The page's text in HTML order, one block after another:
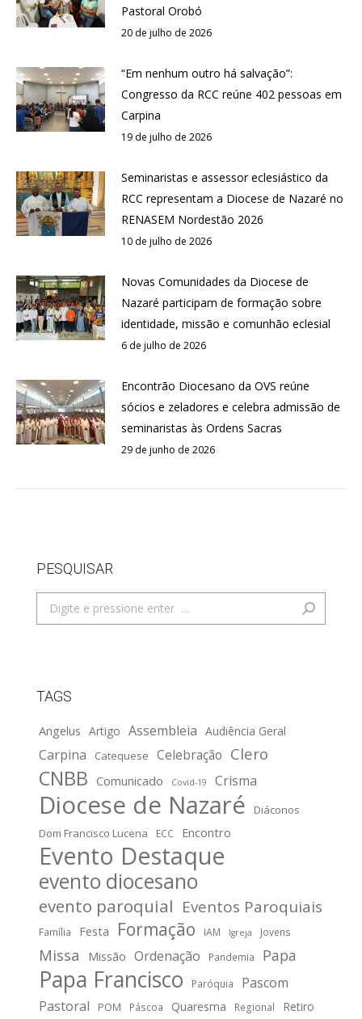
Pastoral Orobó
20 de julho de 2026
“Em nenhum outro há salvação”:
Congresso da RCC reúne 402 pessoas em
Carpina
19 de julho de 2026
Seminaristas e assessor eclesiástico da
RCC representam a Diocese de Nazaré no
RENASEM Nordestão 2026
10 de julho de 2026
Novas Comunidades da Diocese de
Nazaré participam de formação sobre
identidade, missão e comunhão eclesial
6 de julho de 2026
Encontrão Diocesano da OVS reúne
sócios e zeladores e celebra admissão de
seminaristas às Ordens Sacras
29 de junho de 2026
PESQUISAR
Search:
TAGS
Angelus Artigo Assembleia Audiência Geral
Carpina Catequese Celebração Clero
CNBB Comunicado Covid-19 Crisma
Diocese de Nazaré
Diáconos
Dom Francisco Lucena
ECC Encontro
Evento Destaque
evento diocesano
evento paroquial Eventos Paroquiais
Família Festa Formação IAM Igreja Jovens
Missa Missão Ordenação Pandemia Papa
Papa Francisco Paróquia
Pascom
Pastoral
POM Páscoa Quaresma Regional Retiro